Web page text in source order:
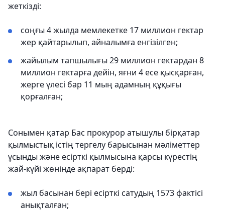
жеткізді:
соңғы 4 жылда мемлекетке 17 миллион гектар
жер қайтарылып, айналымға енгізілген;
жайылым тапшылығы 29 миллион гектардан 8
миллион гектарға дейін, яғни 4 есе қысқарған,
жерге үлесі бар 11 мың адамның құқығы
қорғалған;
Сонымен қатар Бас прокурор атышулы бірқатар
қылмыстық істің тергелу барысынан мәліметтер
ұсынды және есірткі қылмысына қарсы күрестің
жай-күйі жөнінде ақпарат берді:
жыл басынан бері есірткі сатудың 1573 фактісі
анықталған;